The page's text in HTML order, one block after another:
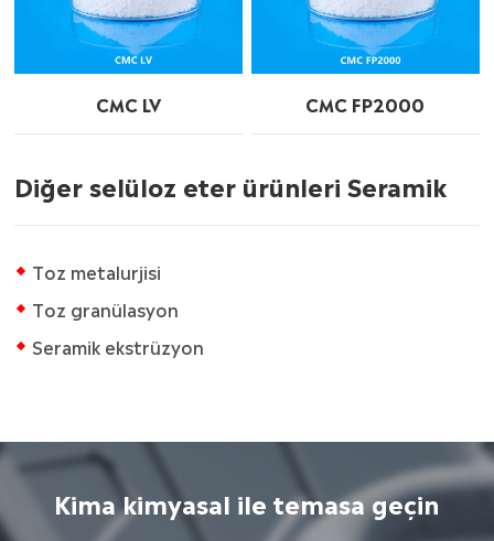
CMC LV CMC FP2000
Diğer selüloz eter ürünleri Seramik
Toz metalurjisi
Toz granülasyon
Seramik ekstrüzyon
Kima kimyasal ile temasa geçin